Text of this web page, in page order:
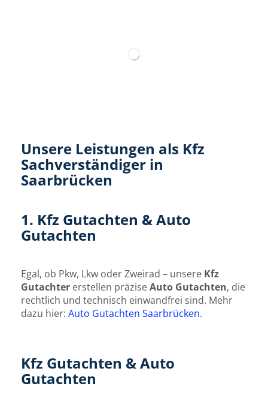
Unsere Leistungen als Kfz
Sachverständiger in
Saarbrücken
1. Kfz Gutachten & Auto
Gutachten
Egal, ob Pkw, Lkw oder Zweirad – unsere Kfz
Gutachter erstellen präziseAuto Gutachten, die
rechtlich und technisch einwandfrei sind. Mehr
dazu hier: Auto Gutachten Saarbrücken.
Kfz Gutachten & Auto
Gutachten